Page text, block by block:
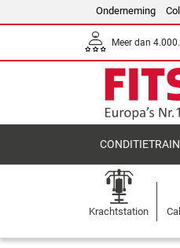
Onderneming
Meer dan
Krachtstation